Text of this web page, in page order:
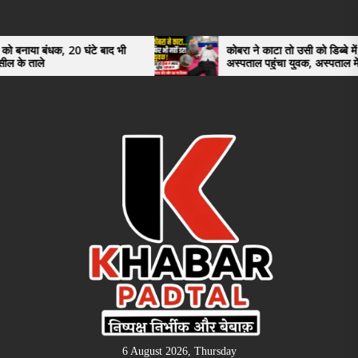
the
content
20 घंटे बाद भी
कोबरा ने काटा तो उसी को डिब्बे में बंद कर
अस्पताल पहुंचा युवक, अस्पताल में देखकर
भी रह गए हैरान
6 August 2026, Thursday